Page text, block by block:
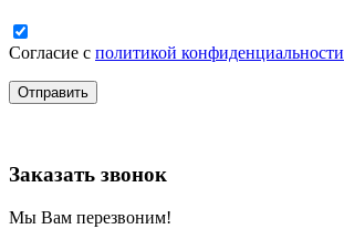
Согласие с политикой конфиденциальности
Заказать звонок
Мы Вам перезвоним!